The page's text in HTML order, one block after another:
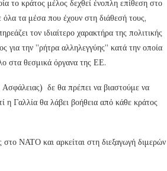
το κράτος μέλος δεχθεί ένοπλη επίθεση στο
τα μέσα που έχουν στη διάθεσή τους,
τον ιδιαίτερο χαρακτήρα της πολιτικής
για την ”ρήτρα αλληλεγγύης” κατά την οποία
στα θεσμικά όργανα της ΕΕ.
δε θα πρέπει να βιαστούμε να
η Γαλλία θα λάβει βοήθεια από κάθε κράτος
στο ΝΑΤΟ και αρκείται στη διεξαγωγή διμερών